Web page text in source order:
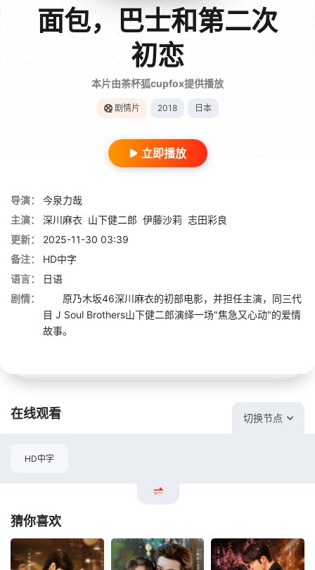
面包，巴士和第二次
初恋
本片由茶杯狐cupfox提供播放
剧情片 2018 日本
立即播放
导演：
今泉力哉
主演：
深川麻衣 山下健二郎 伊藤沙莉 志田彩良
更新：
2025-11-30 03:39
备注：
HD中字
语言：
日语
剧情：
原乃木坂46深川麻衣的初部电影，并担任主演，同三代
目 J Soul Brothers山下健二郎演绎一场"焦急又心动"的爱情
故事。
在线观看 切换节点
HD中字
猜你喜欢